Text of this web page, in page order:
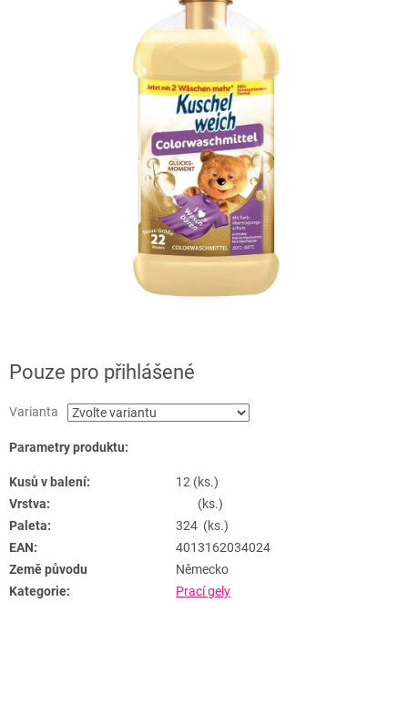
Pouze pro přihlášené
Varianta
Parametry produktu:
Kusů v balení:
12 (ks.)
Vrstva:
(ks.)
Paleta:
324 (ks.)
EAN:
4013162034024
Země původu
Německo
Kategorie:
Prací gely